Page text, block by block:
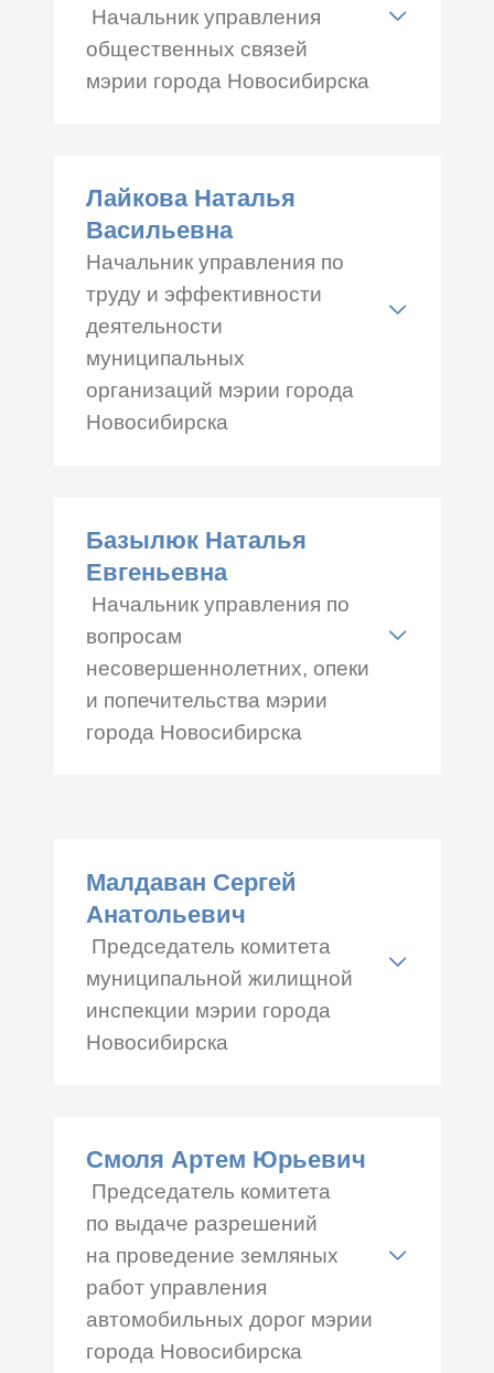
Начальник управления
общественных связей
мэрии города Новосибирска
Телефон: +7 (383) 229-67-67
Лайкова Наталья
Васильевна
Начальник управления по
труду и эффективности
деятельности
муниципальных
организаций мэрии города
Новосибирска
Телефон: +7 (383) 227-44-83
Базылюк Наталья
Евгеньевна
Начальник управления по
вопросам
несовершеннолетних, опеки
и попечительства мэрии
города Новосибирска
Телефон: +7 (383) 227-45-88
Малдаван Сергей
Анатольевич
Председатель комитета
муниципальной жилищной
инспекции мэрии города
Новосибирска
Телефон: +7 (383) 228-88-04
Смоля Артем Юрьевич
Председатель комитета
по выдаче разрешений
на проведение земляных
работ управления
автомобильных дорог мэрии
города Новосибирска